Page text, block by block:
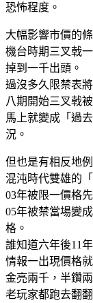
恐怖程度。
大幅影響市價的
機台時期三叉戟
掉到一千出頭。
過沒多久限禁表
八期開始三叉戟被
馬上就變成「過
況。
但也是有相反地例
混沌時代雙雄的
03年被限一價格先
05年被禁當場變
格。
誰知道六年後11
情報一出現價格
金亮兩千，半鑽
老玩家都跑去翻